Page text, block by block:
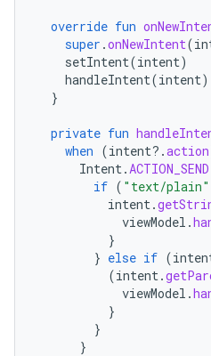
override fun
super .onNewIntent(
setIntent(intent)
handleIntent(intent)
}
private fun
when (intent?.action
Intent.ACTION_SEND
if ( "text/plain"
intent.
viewModel .
}
} else if (
(intent.
viewModel .
}
}
}